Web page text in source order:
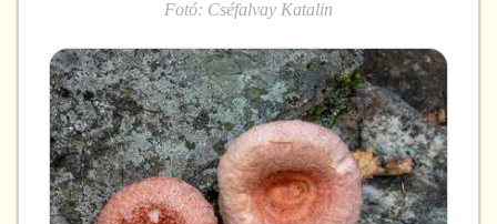
Fotó: Cséfalvay Katalin